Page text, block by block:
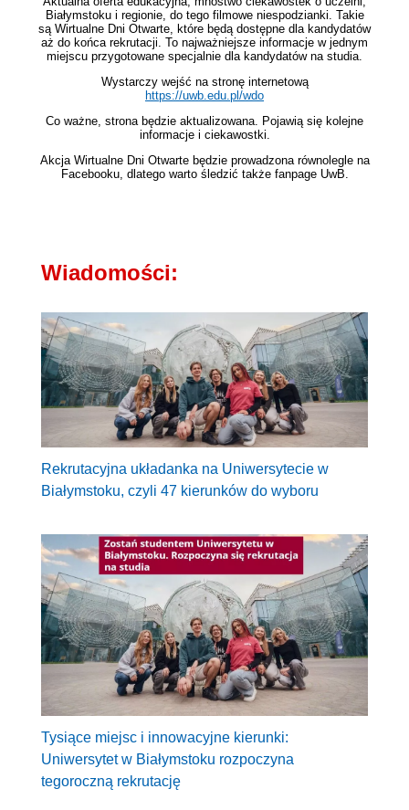
Białymstoku i regionie, do tego filmowe niespodzianki. Takie
są Wirtualne Dni Otwarte, które będą dostępne dla kandydatów
aż do końca rekrutacji. To najważniejsze informacje w jednym
miejscu przygotowane specjalnie dla kandydatów na studia.
Wystarczy wejść na stronę internetową
https://uwb.edu.pl/wdo
Co ważne, strona będzie aktualizowana. Pojawią się kolejne
informacje i ciekawostki.
Akcja Wirtualne Dni Otwarte będzie prowadzona równolegle na
Facebooku, dlatego warto śledzić także fanpage UwB.
Wiadomości:
Rekrutacyjna układanka na Uniwersytecie w
Białymstoku, czyli 47 kierunków do wyboru
Tysiące miejsc i innowacyjne kierunki:
Uniwersytet w Białymstoku rozpoczyna
tegoroczną rekrutację